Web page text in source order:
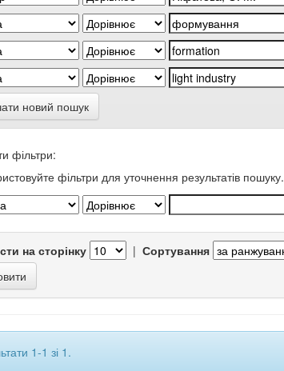
новий пошук
фільтри:
фільтри для уточнення результатів пошуку.
на сторінку | Сортування
1-1 зі 1.